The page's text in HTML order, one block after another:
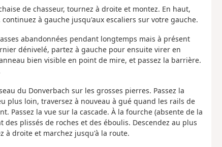
de chasseur, tournez à droite et montez. En haut,
à gauche jusqu'aux escaliers sur votre gauche.
abandonnées pendant longtemps mais à présent
dénivelé, partez à gauche pour ensuite virer en
bien visible en point de mire, et passez la barrière.
du Donverbach sur les grosses pierres. Passez la
plus loin, traversez à nouveau à gué quand les rails de
Passez la vue sur la cascade. À la fourche (absente de la
plissés de roches et des éboulis. Descendez au plus
à droite et marchez jusqu'à la route.